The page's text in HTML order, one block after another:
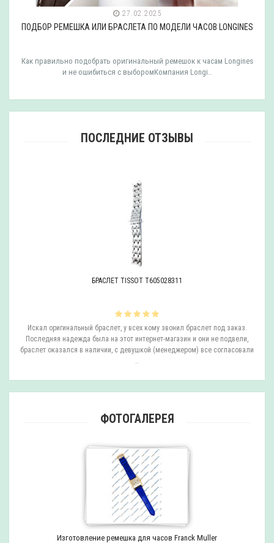
27.02.2025
ПОДБОР РЕМЕШКА ИЛИ БРАСЛЕТА ПО МОДЕЛИ ЧАСОВ LONGINES
Как правильно подобрать оригинальный ремешок к часам Longines
и не ошибиться с выборомКомпания Longi..
ПОСЛЕДНИЕ ОТЗЫВЫ
БРАСЛЕТ TISSOT T605028311
Искал оригинальный браслет, у всех кому звонил браслет под заказ.
Последняя надежда была на этот интернет-магазин и они не подвели,
браслет оказался в наличии, с девушкой (менеджером) все согласовали
..
ФОТОГАЛЕРЕЯ
Изготовление ремешка для часов Franck Muller